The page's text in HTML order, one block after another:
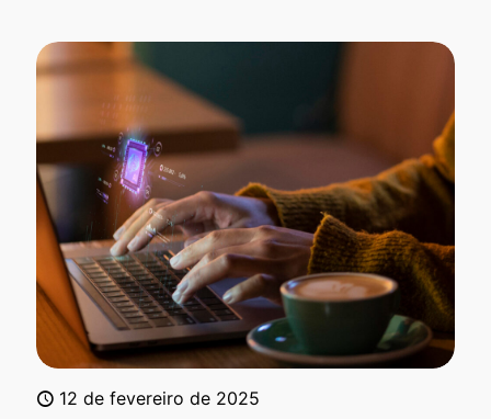
12 de fevereiro de 2025